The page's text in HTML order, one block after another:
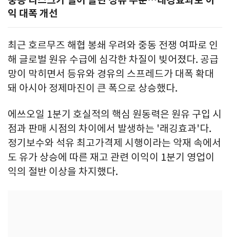
익 대폭 개선
최근 호르무즈 해협 봉쇄 우려와 중동 전쟁 여파로 인
해 글로벌 원유 수급에 심각한 차질이 빚어졌다. 공급
망이 막히면서 등유와 경유의 스프레드가 대폭 확대
돼 아시아 정제마진이 큰 폭으로 상승했다.
에쓰오일 1분기 호실적의 핵심 원동력은 원유 구입 시
점과 판매 시점의 차이에서 발생하는 '래깅효과'다.
정기보수와 석유 최고가격제 시행이라는 악재 속에서
도 유가 상승에 따른 재고 관련 이익이 1분기 영업이
익의 절반 이상을 차지했다.